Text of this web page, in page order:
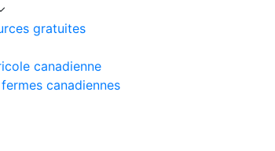
gratuites
canadienne
canadiennes